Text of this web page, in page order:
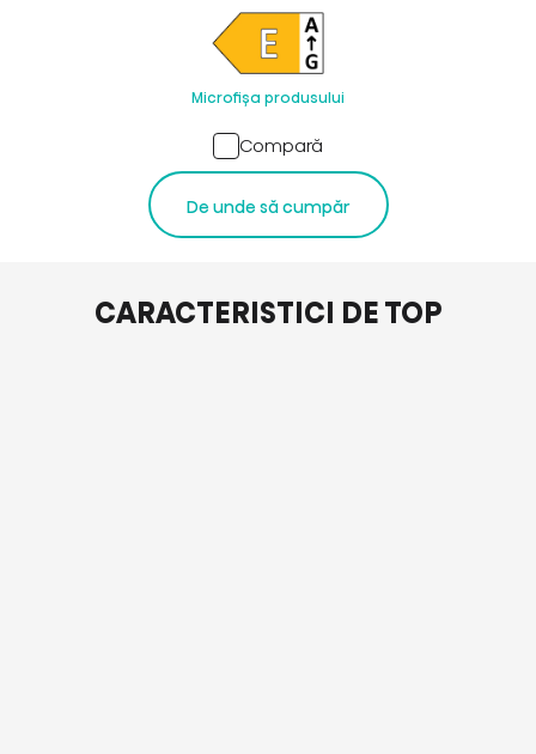
Microfișa produsului
Compară
De unde să cumpăr
CARACTERISTICI DE TOP